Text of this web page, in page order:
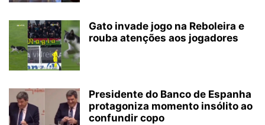
Gato invade jogo na Reboleira e
rouba atenções aos jogadores
Presidente do Banco de Espanha
protagoniza momento insólito ao
confundir copo